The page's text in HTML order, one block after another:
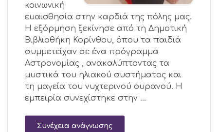
κοινωνική
ευαισθησία στην καρδιά της πόλης μας.
Η εξόρμηση ξεκίνησε από τη Δημοτική
Βιβλιοθήκη Κορίνθου, όπου τα παιδιά
συμμετείχαν σε ένα πρόγραμμα
Αστρονομίας , ανακαλύπτοντας τα
μυστικά του ηλιακού συστήματος και
τη μαγεία του νυχτερινού ουρανού. Η
εμπειρία συνεχίστηκε στην …
Συνέχεια ανάγνωσης